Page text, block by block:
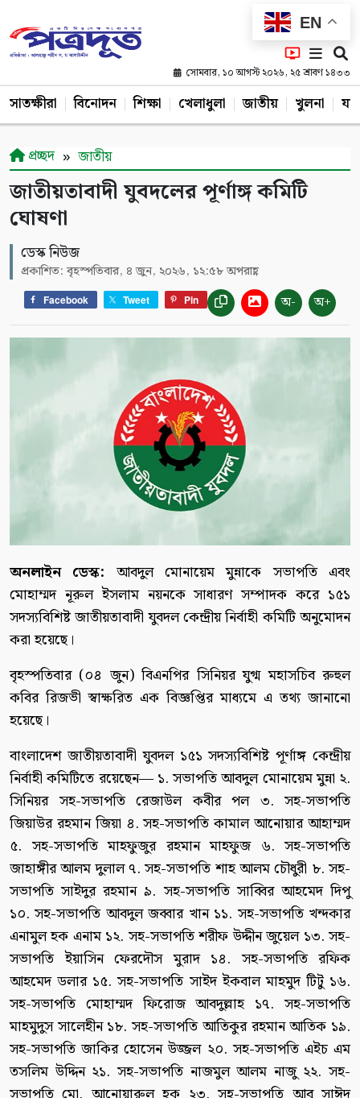
EN
সোমবার, ১০ আগস্ট ২০২৬, ২৫ শ্রাবণ ১৪৩৩
সাতক্ষীরা বিনোদন শিক্ষা খেলাধুলা জাতীয় খুলনা
প্রচ্ছদ জাতীয়
জাতীয়তাবাদী যুবদলের পূর্ণাঙ্গ কমিটি
ঘোষণা
ডেস্ক নিউজ
প্রকাশিত: বৃহস্পতিবার, ৪ জুন, ২০২৬, ১২:৫৮ অপরাহ্ণ
Facebook Tweet Pin অ- অ+
অনলাইন ডেস্ক: আবদুল মোনায়েম মুন্নাকে সভাপতি এবং
মোহাম্মদ নূরুল ইসলাম নয়নকে সাধারণ সম্পাদক করে ১৫১
সদস্যবিশিষ্ট জাতীয়তাবাদী যুবদল কেন্দ্রীয় নির্বাহী কমিটি অনুমোদন
করা হয়েছে।
বৃহস্পতিবার (০৪ জুন) বিএনপির সিনিয়র যুগ্ম মহাসচিব রুহুল
কবির রিজভী স্বাক্ষরিত এক বিজ্ঞপ্তির মাধ্যমে এ তথ্য জানানো
হয়েছে।
বাংলাদেশ জাতীয়তাবাদী যুবদল ১৫১ সদস্যবিশিষ্ট পূর্ণাঙ্গ কেন্দ্রীয়
নির্বাহী কমিটিতে রয়েছেন— ১. সভাপতি আবদুল মোনায়েম মুন্না ২.
সিনিয়র সহ-সভাপতি রেজাউল কবীর পল ৩. সহ-সভাপতি
জিয়াউর রহমান জিয়া ৪. সহ-সভাপতি কামাল আনোয়ার আহাম্মদ
৫. সহ-সভাপতি মাহফুজুর রহমান মাহফুজ ৬. সহ-সভাপতি
জাহাঙ্গীর আলম দুলাল ৭. সহ-সভাপতি শাহ আলম চৌধুরী ৮. সহ-
সভাপতি সাইদুর রহমান ৯. সহ-সভাপতি সাব্বির আহমেদ দিপু
১০. সহ-সভাপতি আবদুল জব্বার খান ১১. সহ-সভাপতি খন্দকার
এনামুল হক এনাম ১২. সহ-সভাপতি শরীফ উদ্দীন জুয়েল ১৩. সহ-
সভাপতি ইয়াসিন ফেরদৌস মুরাদ ১৪. সহ-সভাপতি রফিক
আহমেদ ডলার ১৫. সহ-সভাপতি সাইদ ইকবাল মাহমুদ টিটু ১৬.
সহ-সভাপতি মোহাম্মদ ফিরোজ আবদুল্লাহ ১৭. সহ-সভাপতি
মাহমুদুস সালেহীন ১৮. সহ-সভাপতি আতিকুর রহমান আতিক ১৯.
সহ-সভাপতি জাকির হোসেন উজ্জল ২০. সহ-সভাপতি এইচ এম
তসলিম উদ্দিন ২১. সহ-সভাপতি নাজমুল আলম নাজু ২২. সহ-